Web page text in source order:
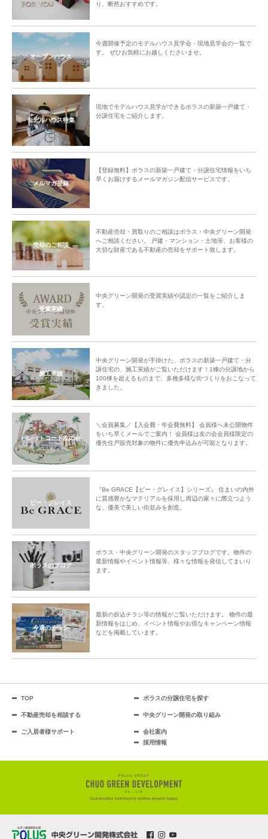
り、断然おすすめです。
オープンハウス
今週開催予定のモデルハウス見学会・現地見学会の一覧で
す。 ぜひお気軽にお越しくださいませ。
モデルハウス特集
現地でモデルハウス見学ができるポラスの新築一戸建て・
分譲住宅をご紹介します。
メルマガ登録
【登録無料】ポラスの新築一戸建て・分譲住宅情報をいち
早くお届けするメールマガジン配信サービスです。
売却のご相談
不動産売却・買取りのご相談はポラス・中央グリーン開発
へご相談ください。 戸建・マンション・土地等、お客様の
大切な財産である不動産の売却をサポート致します。
受賞実績
中央グリーン開発の受賞実績や認定の一覧をご紹介しま
す。
施工実績
中央グリーン開発が手掛けた、ポラスの新築一戸建て・分
譲住宅の、施工実績がご覧いただけます！1棟の分譲地から
100棟を超えるものまで、多種多様な街づくりをおこなって
きました。
パレットコート友の会
＼会員募集／【入会費・年会費無料】 会員様へ未公開物件
をいち早くメールでご案内！ 会員様は友の会会員様限定の
優先住戸販売対象の物件に優先申込みが可能となります。
ビー・グレイス
『Be GRACE【ビー・グレイス】シリーズ』 住まいの内外
に質感豊かなマテリアルを採用し周辺の家々に際立つよう
な、優美で美しい街並みを創造。
ポラスのブログ
ポラス・中央グリーン開発のスタッフブログです。物件の
最新情報やイベント情報等、様々な情報を発信してまいり
ます。
今週のチラシ
最新の折込チラシ等の情報がご覧いただけます。 物件の最
新情報をはじめ、イベント情報やお得なキャンペーン情報
などを掲載しています。
TOP ポラスの分譲住宅を探す
不動産売却を相談する 中央グリーン開発の取り組み
ご入居者様サポート
会社案内
採用情報